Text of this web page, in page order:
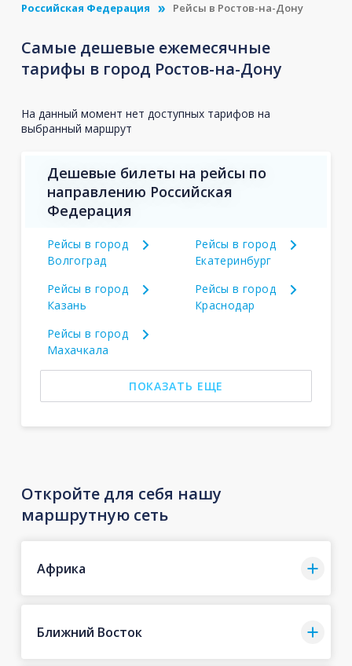
Российская Федерация
Рейсы в Ростов-на-Дону
Самые дешевые ежемесячные
тарифы в город Ростов-на-Дону
На данный момент нет доступных тарифов на
выбранный маршрут
Дешевые билеты на рейсы по
направлению Российская
Федерация
Рейсы в город
Волгоград
Рейсы в город
Екатеринбург
Рейсы в город
Казань
Рейсы в город
Краснодар
Рейсы в город
Махачкала
ПОКАЗАТЬ ЕЩЕ
Откройте для себя нашу
маршрутную сеть
Африка
Ближний Восток